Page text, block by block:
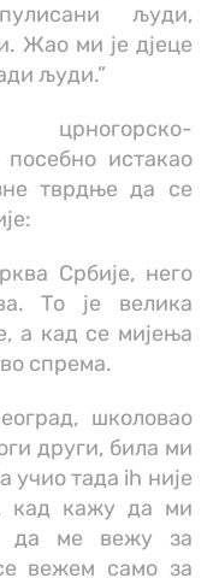
људи,
Жао ми је дјеце
људи.”
црногорско-
истакао
тврдње да се
Србије, него
То је велика
а кад се мијења
спрема.
школовао
други, била ми
учио тада ih није
кад кажу да ми
да ме вежу за
вежем само за